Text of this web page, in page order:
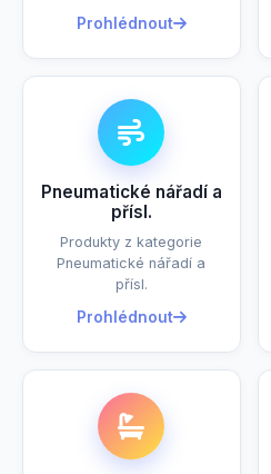
Prohlédnout
Pneumatické nářadí a
přísl.
Produkty z kategorie
Pneumatické nářadí a
přísl.
Prohlédnout